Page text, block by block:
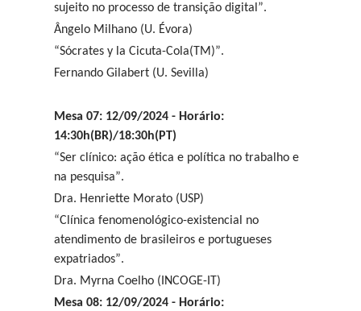
sujeito no processo de transição digital”.
Ângelo Milhano (U. Évora)
“Sócrates y la Cicuta-Cola(TM)”.
Fernando Gilabert (U. Sevilla)
Mesa 07: 12/09/2024 - Horário:
14:30h(BR)/18:30h(PT)
“Ser clínico: ação ética e política no trabalho e
na pesquisa”.
Dra. Henriette Morato (USP)
“Clínica fenomenológico-existencial no
atendimento de brasileiros e portugueses
expatriados”.
Dra. Myrna Coelho (INCOGE-IT)
Mesa 08: 12/09/2024 - Horário: